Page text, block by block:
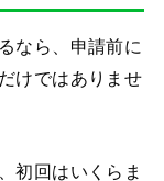
なら、申請前に
けではありませ
初回はいくらま